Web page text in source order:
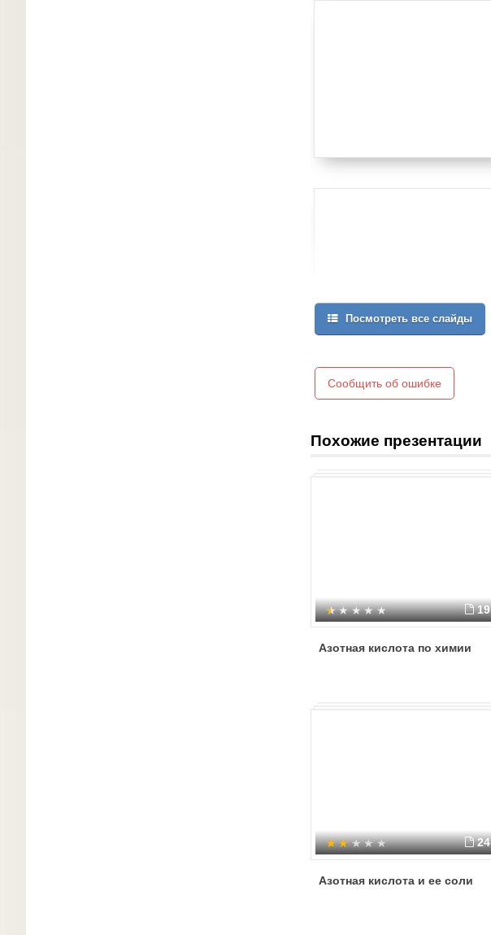
Посмотреть все слайды
Сообщить об ошибке
Похожие презентации
19
Азотная кислота по химии
24
Азотная кислота и ее соли